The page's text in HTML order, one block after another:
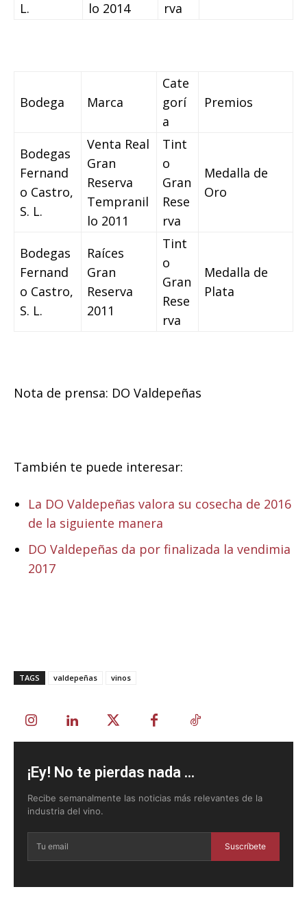
L. lo 2014 rva
Bodega Marca
Cate
gorí
a
Premios
Bodegas
Fernand
o Castro,
S. L.
Venta Real
Gran
Reserva
Tempranil
lo 2011
Tint
o
Gran
Rese
rva
Medalla de
Oro
Bodegas
Fernand
o Castro,
S. L.
Raíces
Gran
Reserva
2011
Tint
o
Gran
Rese
rva
Medalla de
Plata
Nota de prensa: DO Valdepeñas
También te puede interesar:
La DO Valdepeñas valora su cosecha de 2016
de la siguiente manera
DO Valdepeñas da por finalizada la vendimia
2017
TAGS valdepeñas vinos
¡Ey! No te pierdas nada ...
Recibe semanalmente las noticias más relevantes de la
industria del vino.
Suscríbete